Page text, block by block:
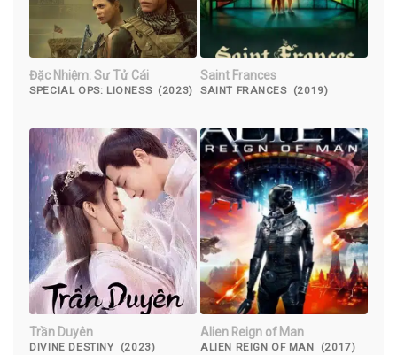
Đặc Nhiệm: Sư Tử Cái
SPECIAL OPS: LIONESS (2023)
Saint Frances
SAINT FRANCES (2019)
Trần Duyên
DIVINE DESTINY (2023)
Alien Reign of Man
ALIEN REIGN OF MAN (2017)